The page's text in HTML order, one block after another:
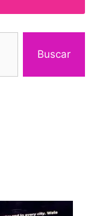
Buscar